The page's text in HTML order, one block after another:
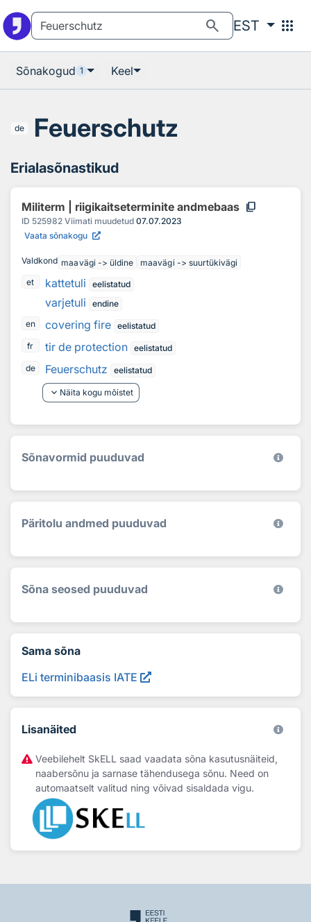
search EST apps
Sõnakogud 1 Keel
de Feuerschutz
Erialasõnastikud
Militerm | riigikaitseterminite andmebaas content_copy
ID 525982 Viimati muudetud 07.07.2023
Vaata sõnakogu
Valdkond maavägi -> üldine
maavägi -> suurtükivägi
et
kattetuli eelistatud
varjetuli
endine
en
covering fire eelistatud
fr
tir de protection eelistatud
de
Feuerschutz eelistatud
keyboard_arrow_down Näita kogu mõistet
Sõnavormid puuduvad
Päritolu andmed puuduvad
Sõna seosed puuduvad
Sama sõna
ELi terminibaasis IATE
Lisanäited
Veebilehelt SkELL saad vaadata sõna kasutusnäiteid,
naabersõnu ja sarnase tähendusega sõnu. Need on
automaatselt valitud ning võivad sisaldada vigu.